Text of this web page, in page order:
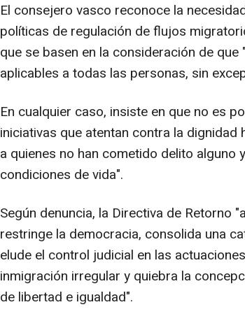
El consejero vasco reconoce la
políticas de regulación de flujos
que se basen en la consideración de
aplicables a todas las personas, sin
En cualquier caso, insiste en que no es
iniciativas que atentan contra la dignidad
a quienes no han cometido delito alguno
condiciones de vida".
Según denuncia, la Directiva de Retorno
restringe la democracia, consolida una
elude el control judicial en las
inmigración irregular y quiebra la
de libertad e igualdad".